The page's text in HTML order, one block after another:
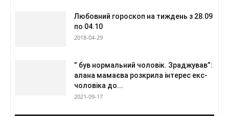
Любовний гороскоп на тиждень з 28.09
по 04.10
2018-04-29
” був нормальний чоловік. Зраджував”:
алана мамаєва розкрила інтерес екс-
чоловіка до...
2021-09-17